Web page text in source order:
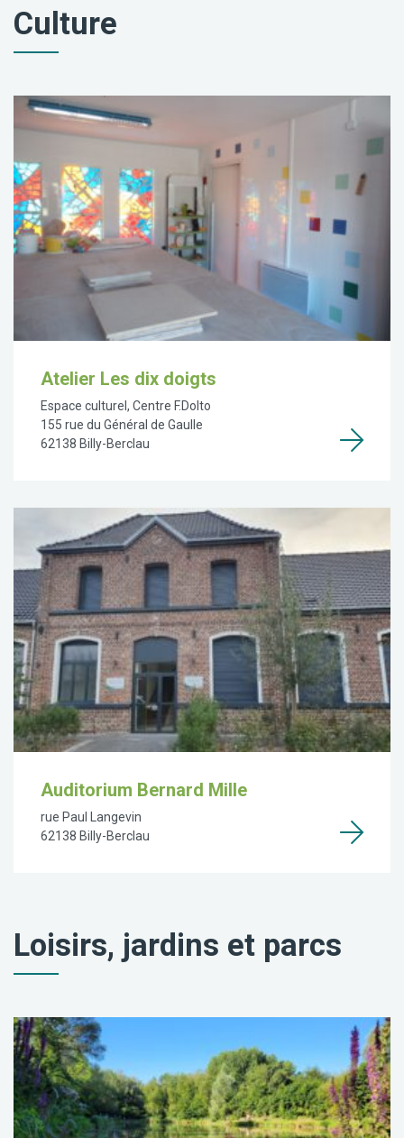
Culture
Atelier Les dix doigts
Espace culturel, Centre F.Dolto
155 rue du Général de Gaulle
62138 Billy-Berclau
Auditorium Bernard Mille
rue Paul Langevin
62138 Billy-Berclau
Loisirs, jardins et parcs